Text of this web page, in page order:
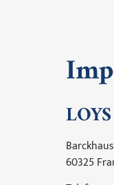
60325